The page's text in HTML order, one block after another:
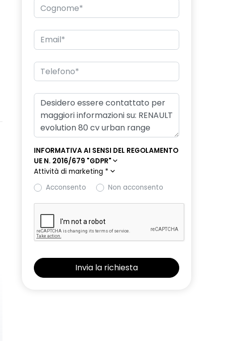
INFORMATIVA AI SENSI DEL REGOLAMENTO
UE N. 2016/679 "GDPR"
Attività di marketing *
Acconsento
Non acconsento